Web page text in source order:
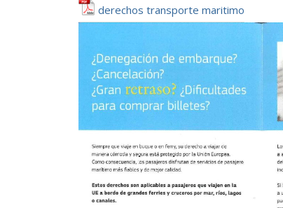
derechos transporte maritimo